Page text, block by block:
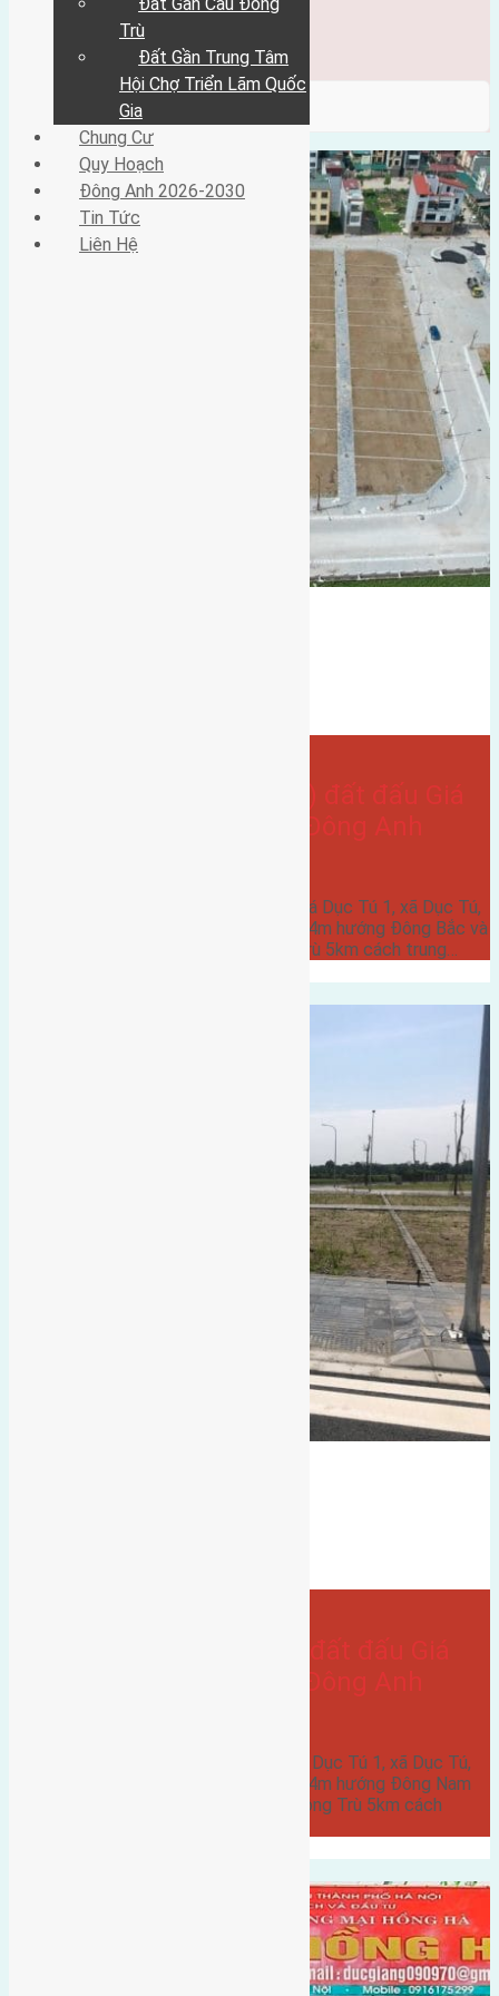
Đông Anh 2026-2030
Liên Hệ
/ Category / dục tú 1
Cần bán 105m2(7×15) đất đấu Giá
Dục Tú 1, xã Dục Tú, Đông Anh
Cần bán 105m2(7x15) đất đấu Giá Dục Tú 1, xã Dục Tú,
Đông Anh đường rộng 6m vỉa hè 4m hướng Đông Bắc và
hướng Tây Bắc cách cầu Đông Trù 5km cách trung…
Cần bán 90m2(6×15) đất đấu Giá
Dục Tú 1, xã Dục Tú, Đông Anh
Cần bán 90m2(6x15) đất đấu Giá Dục Tú 1, xã Dục Tú,
Đông Anh đường rộng 6m vỉa hè 4m hướng Đông Nam
và hướng Tây Nam cách cầu a Đông Trù 5km cách
Trù
Đất Gần Trung Tâm
Hội Chợ Triển Lãm Quốc
Gia
Chung Cư
Quy Hoạch
Đông Anh 2026-2030
Tin Tức
Liên Hệ